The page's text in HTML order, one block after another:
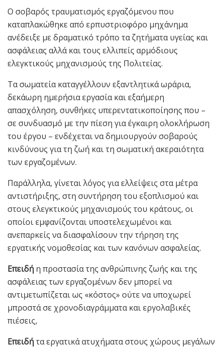
Ο σοβαρός τραυματισμός εργαζόμενου που
καταπλακώθηκε από ερπυστριοφόρο μηχάνημα
ανέδειξε με δραματικό τρόπο τα ζητήματα υγείας και
ασφάλειας αλλά και τους ελλιπείς αρμόδιους
ελεγκτικούς μηχανισμούς της Πολιτείας.
Τα σωματεία καταγγέλλουν εξαντλητικά ωράρια,
δεκάωρη ημερήσια εργασία και εξαήμερη
απασχόληση, συνθήκες υπερεντατικοποίησης που –
σε συνδυασμό με την πίεση για έγκαιρη ολοκλήρωση
του έργου – ενδέχεται να δημιουργούν σοβαρούς
κινδύνους για τη ζωή και τη σωματική ακεραιότητα
των εργαζομένων.
Παράλληλα, γίνεται λόγος για ελλείψεις στα μέτρα
αντιστήριξης, στη συντήρηση του εξοπλισμού και
στους ελεγκτικούς μηχανισμούς του κράτους, οι
οποίοι εμφανίζονται υποστελεχωμένοι και
ανεπαρκείς να διασφαλίσουν την τήρηση της
εργατικής νομοθεσίας και των κανόνων ασφαλείας.
Επειδή η προστασία της ανθρώπινης ζωής και της
ασφάλειας των εργαζομένων δεν μπορεί να
αντιμετωπίζεται ως «κόστος» ούτε να υποχωρεί
μπροστά σε χρονοδιαγράμματα και εργολαβικές
πιέσεις,
Επειδήτα εργατικά ατυχήματα στους χώρους μεγάλων